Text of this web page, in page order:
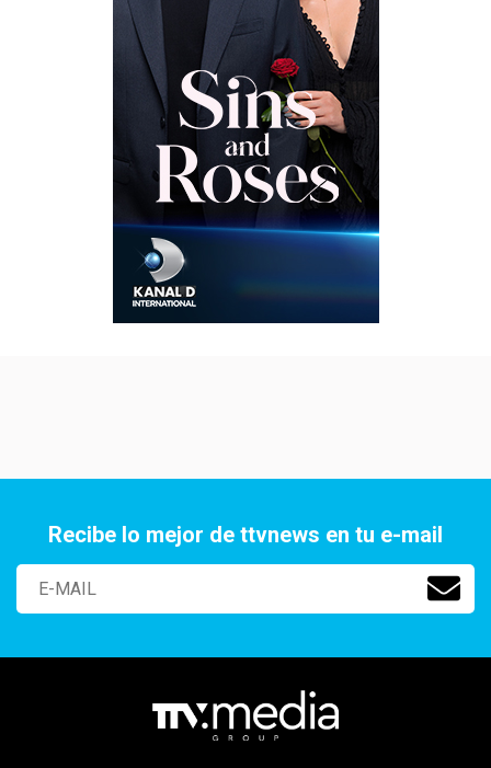
Recibe lo mejor de ttvnews en tu e-mail